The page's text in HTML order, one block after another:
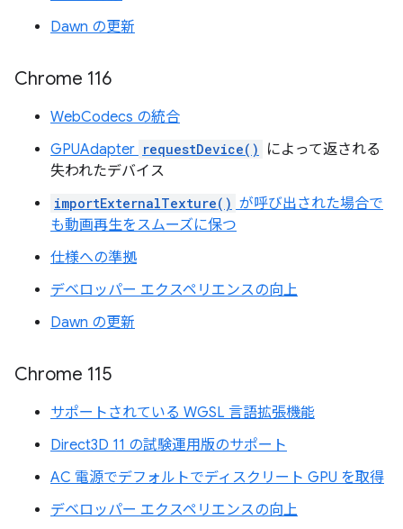
Dawn の更新
Chrome 116
WebCodecs の統合
GPUAdapter requestDevice()
によって返される
失われたデバイス
importExternalTexture() が呼び出された場合で
も動画再生をスムーズに保つ
仕様への準拠
デベロッパー エクスペリエンスの向上
Dawn の更新
Chrome 115
サポートされている WGSL 言語拡張機能
Direct3D 11 の試験運用版のサポート
AC 電源でデフォルトでディスクリート GPU を取得
デベロッパー エクスペリエンスの向上